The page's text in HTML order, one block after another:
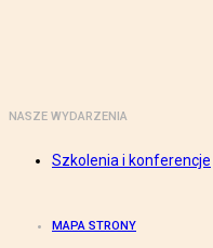
NASZE WYDARZENIA
Szkolenia i konferencje
MAPA STRONY